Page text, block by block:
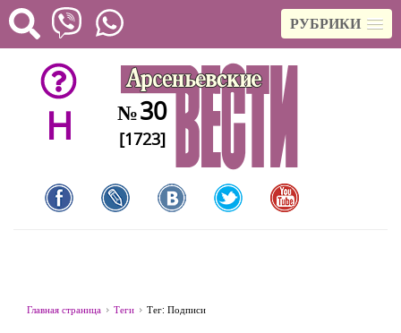
РУБРИКИ
H №30
[1723]
Главная страница Теги Тег: Подписи